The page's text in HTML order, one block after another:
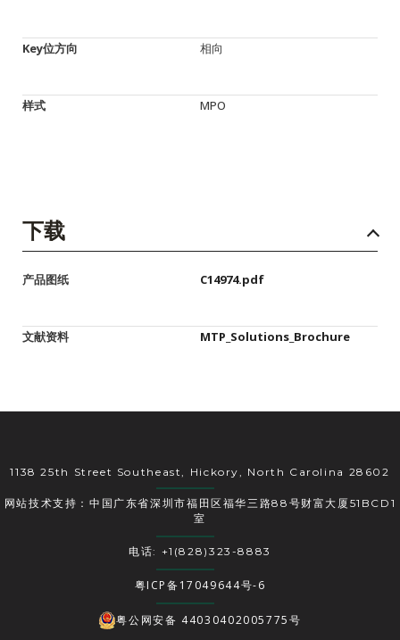
Key位方向 相向
样式 MPO
下载
产品图纸 C14974.pdf
文献资料 MTP_Solutions_Brochure
1138 25th Street Southeast, Hickory, North Carolina 28602
网站技术支持：中国广东省深圳市福田区福华三路88号财富大厦51BCD1
室
电话: +1(828)323-8883
粤ICP备17049644号-6
粤公网安备 44030402005775号